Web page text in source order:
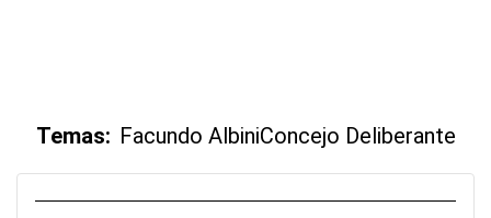
Temas: Facundo AlbiniConcejo Deliberante